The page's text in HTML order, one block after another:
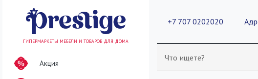
+7 707 0202020
Что ищете?
ГИПЕРМАРКЕТЫ МЕБЕЛИ И ТОВАРОВ ДЛЯ ДОМА
Акция